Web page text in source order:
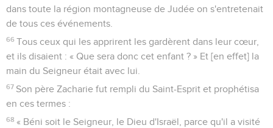
dans toute la région montagneuse de Judée on s'entretenait
de tous ces événements.
66 Tous ceux qui les apprirent les gardèrent dans leur cœur,
et ils disaient : « Que sera donc cet enfant ? » Et [en effet] la
main du Seigneur était avec lui.
67 Son père Zacharie fut rempli du Saint-Esprit et prophétisa
en ces termes :
68 « Béni soit le Seigneur, le Dieu d'Israël, parce qu'il a visité